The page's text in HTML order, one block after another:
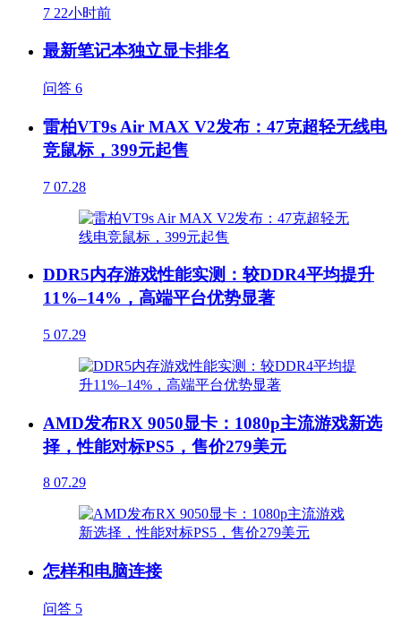
7 22小时前
最新笔记本独立显卡排名
问答 6
雷柏VT9s Air MAX V2发布：47克超轻无线电
竞鼠标，399元起售
7 07.28
DDR5内存游戏性能实测：较DDR4平均提升
11%–14%，高端平台优势显著
5 07.29
AMD发布RX 9050显卡：1080p主流游戏新选
择，性能对标PS5，售价279美元
8 07.29
怎样和电脑连接
问答 5